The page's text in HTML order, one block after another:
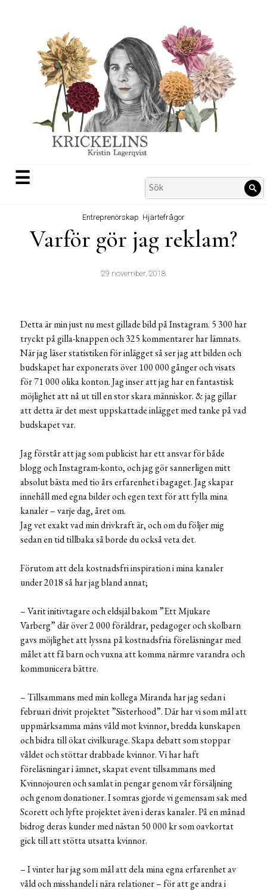
☰
Search
for:
Entreprenörskap Hjärtefrågor
Varför gör jag reklam?
29 november, 2018
Detta är min just nu mest gillade bild på Instagram. 5 300 har
tryckt på gilla-knappen och 325 kommentarer har lämnats.
När jag läser statistiken för inlägget så ser jag att bilden och
budskapet har exponerats över 100 000 gånger och visats
för 71 000 olika konton. Jag inser att jag har en fantastisk
möjlighet att nå ut till en stor skara människor. & jag gillar
att detta är det mest uppskattade inlägget med tanke på vad
budskapet var.
Jag förstår att jag som publicist har ett ansvar för både
blogg och Instagram-konto, och jag gör sannerligen mitt
absolut bästa med tio års erfarenhet i bagaget. Jag skapar
innehåll med egna bilder och egen text för att fylla mina
kanaler – varje dag, året om.
Jag vet exakt vad min drivkraft är, och om du följer mig
sedan en tid tillbaka så borde du också veta det.
Förutom att dela kostnadsfri inspiration i mina kanaler
under 2018 så har jag bland annat;
– Varit initivtagare och eldsjäl bakom ”Ett Mjukare
Varberg” där över 2 000 föräldrar, pedagoger och skolbarn
gavs möjlighet att lyssna på kostnadsfria föreläsningar med
målet att få barn och vuxna att komma närmre varandra och
kommunicera bättre.
– Tillsammans med min kollega Miranda har jag sedan i
februari drivit projektet ”Sisterhood”. Där har vi som mål att
uppmärksamma mäns våld mot kvinnor, bredda kunskapen
och bidra till ökat civilkurage. Skapa debatt som stoppar
våldet och stöttar drabbade kvinnor. Vi har haft
föreläsningar i ämnet, skapat event tillsammans med
Kvinnojouren och samlat in pengar genom vår försäljning
och genom donationer. I somras gjorde vi gemensam sak med
Scorett och lyfte projektet även i deras kanaler. På en månad
bidrog deras kunder med nästan 50 000 kr som oavkortat
gick till att stötta utsatta kvinnor.
– I vinter har jag som mål att dela mina egna erfarenhet av
våld och misshandel i nära relationer – för att ge andra i